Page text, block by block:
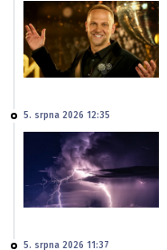
5. srpna 2026 12:35
5. srpna 2026 11:37